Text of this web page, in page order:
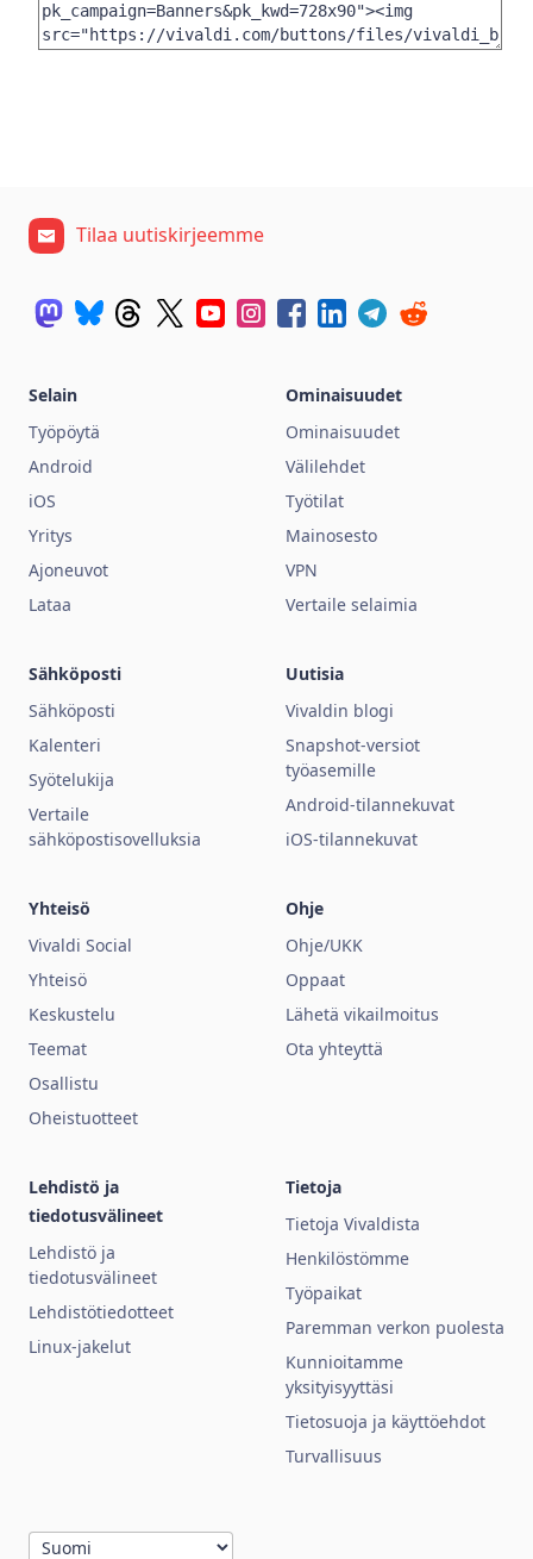
Tilaa uutiskirjeemme
Selain
Työpöytä
Android
iOS
Yritys
Ajoneuvot
Lataa
Ominaisuudet
Ominaisuudet
Välilehdet
Työtilat
Mainosesto
VPN
Vertaile selaimia
Sähköposti
Sähköposti
Kalenteri
Syötelukija
Vertaile
sähköpostisovelluksia
Uutisia
Vivaldin blogi
Snapshot-versiot
työasemille
Android-tilannekuvat
iOS-tilannekuvat
Yhteisö
Vivaldi Social
Yhteisö
Keskustelu
Teemat
Osallistu
Oheistuotteet
Ohje
Ohje/UKK
Oppaat
Lähetä vikailmoitus
Ota yhteyttä
Lehdistö ja
tiedotusvälineet
Lehdistö ja
tiedotusvälineet
Lehdistötiedotteet
Linux-jakelut
Tietoja
Tietoja Vivaldista
Henkilöstömme
Työpaikat
Paremman verkon puolesta
Kunnioitamme
yksityisyyttäsi
Tietosuoja ja käyttöehdot
Turvallisuus